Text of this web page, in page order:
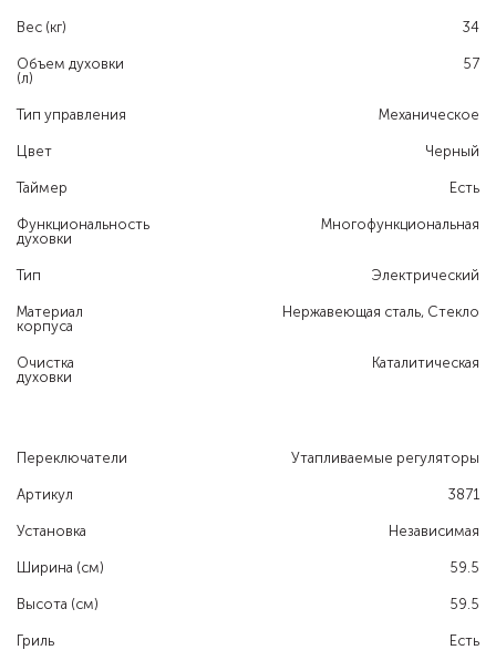
Вес (кг) 34
Объем духовки
(л)
57
Тип управления Механическое
Цвет Черный
Таймер Есть
Функциональность
духовки
Многофункциональная
Тип Электрический
Материал
корпуса
Нержавеющая сталь, Стекло
Очистка
духовки
Каталитическая
Переключатели Утапливаемые регуляторы
Артикул 3871
Установка Независимая
Ширина (см) 59.5
Высота (см) 59.5
Гриль Есть